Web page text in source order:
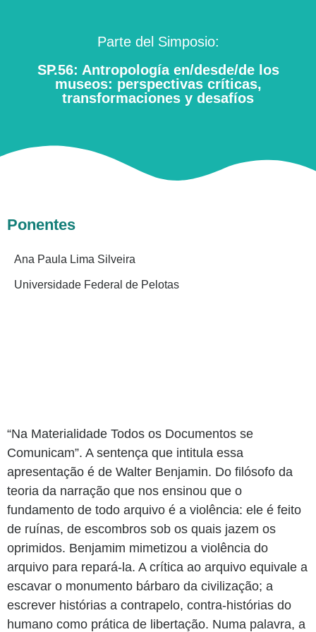
Parte del Simposio:
SP.56: Antropología en/desde/de los
museos: perspectivas críticas,
transformaciones y desafíos
Ponentes
Ana Paula Lima Silveira
Universidade Federal de Pelotas
“Na Materialidade Todos os Documentos se
Comunicam”. A sentença que intitula essa
apresentação é de Walter Benjamin. Do filósofo da
teoria da narração que nos ensinou que o
fundamento de todo arquivo é a violência: ele é feito
de ruínas, de escombros sob os quais jazem os
oprimidos. Benjamim mimetizou a violência do
arquivo para repará-la. A crítica ao arquivo equivale a
escavar o monumento bárbaro da civilização; a
escrever histórias a contrapelo, contra-histórias do
humano como prática de libertação. Numa palavra, a